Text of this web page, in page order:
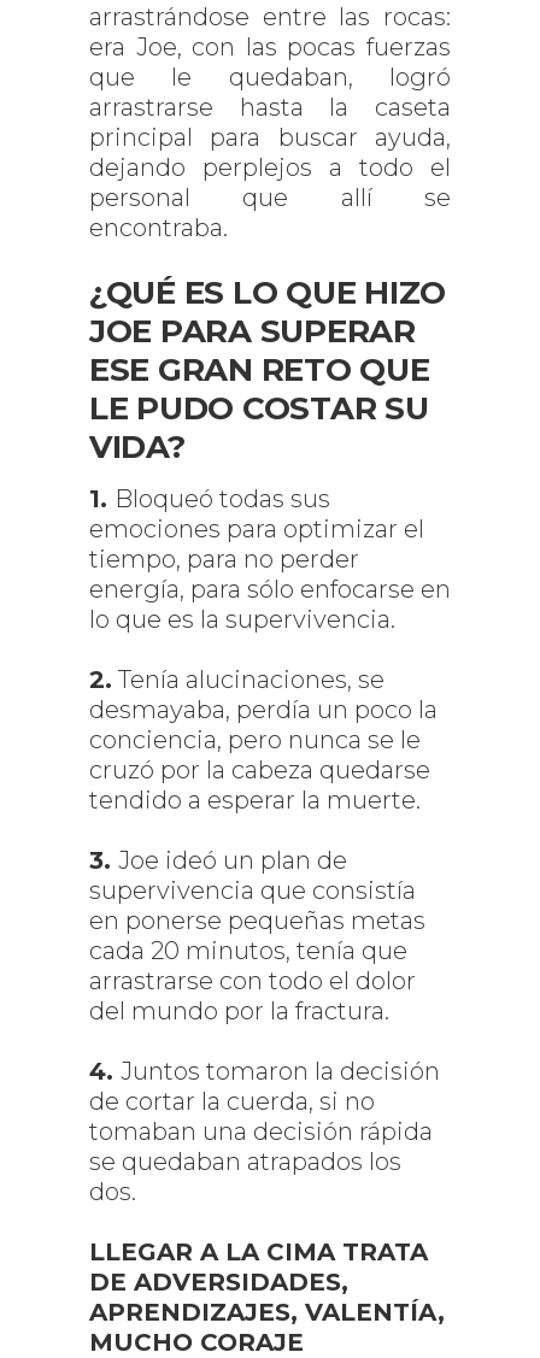
arrastrándose entre las rocas:
era Joe, con las pocas fuerzas
que le quedaban, logró
arrastrarse hasta la caseta
principal para buscar ayuda,
dejando perplejos a todo el
personal que allí se
encontraba.
¿QUÉ ES LO QUE HIZO
JOE PARA SUPERAR
ESE GRAN RETO QUE
LE PUDO COSTAR SU
VIDA?
1. Bloqueó todas sus
emociones para optimizar el
tiempo, para no perder
energía, para sólo enfocarse en
lo que es la supervivencia.
2. Tenía alucinaciones, se
desmayaba, perdía un poco la
conciencia, pero nunca se le
cruzó por la cabeza quedarse
tendido a esperar la muerte.
3. Joe ideó un plan de
supervivencia que consistía
en ponerse pequeñas metas
cada 20 minutos, tenía que
arrastrarse con todo el dolor
del mundo por la fractura.
4. Juntos tomaron la decisión
de cortar la cuerda, si no
tomaban una decisión rápida
se quedaban atrapados los
dos.
LLEGAR A LA CIMA TRATA
DE ADVERSIDADES,
APRENDIZAJES, VALENTÍA,
MUCHO CORAJE